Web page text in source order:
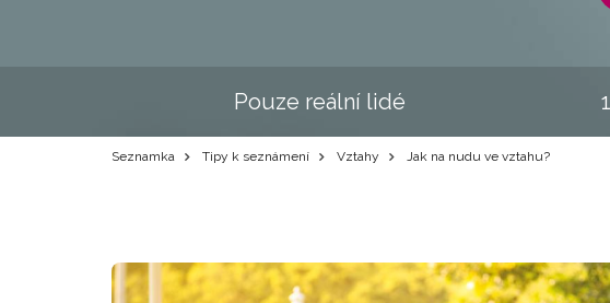
Pouze reální lidé
Seznamka Tipy k seznámení Vztahy Jak na nudu ve vztahu?